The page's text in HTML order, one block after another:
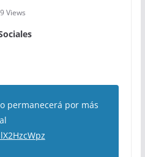
Views
permanecerá por más